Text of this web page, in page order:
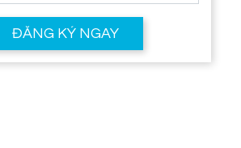
ĐĂNG KÝ NGAY